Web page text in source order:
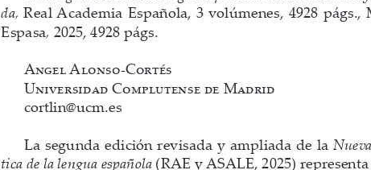
da, Real Academia Española,
3  volúmenes,  4928  págs.,
Espasa 2025, 4928 págs.
Angel Alonso-Cortés
Universidad Complutense de Madrid
cortlin@ucm.es
La segunda edición revisada y ampliada de la
tica de la lengua española (RAE y ASALE, 2025)